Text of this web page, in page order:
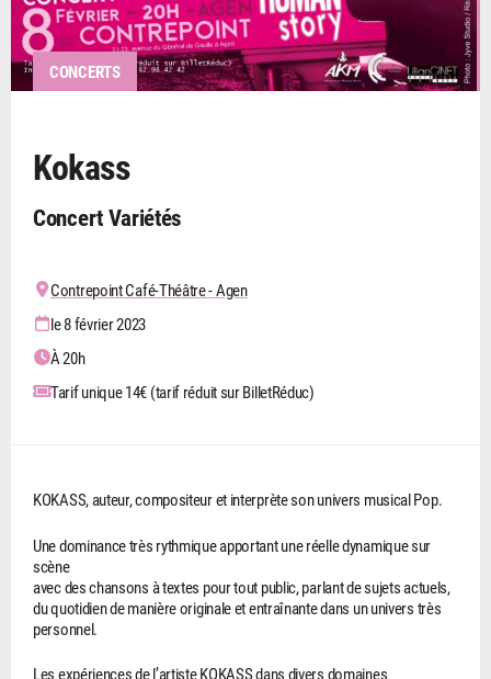
CONCERTS
Kokass
Concert Variétés
Contrepoint Café-Théâtre - Agen
le 8 février 2023
À 20h
Tarif unique 14€ (tarif réduit sur BilletRéduc)
KOKASS, auteur, compositeur et interprète son univers musical Pop.
Une dominance très rythmique apportant une réelle dynamique sur
scène
avec des chansons à textes pour tout public, parlant de sujets actuels,
du quotidien de manière originale et entraînante dans un univers très
personnel.
Les expériences de l’artiste KOKASS dans divers domaines